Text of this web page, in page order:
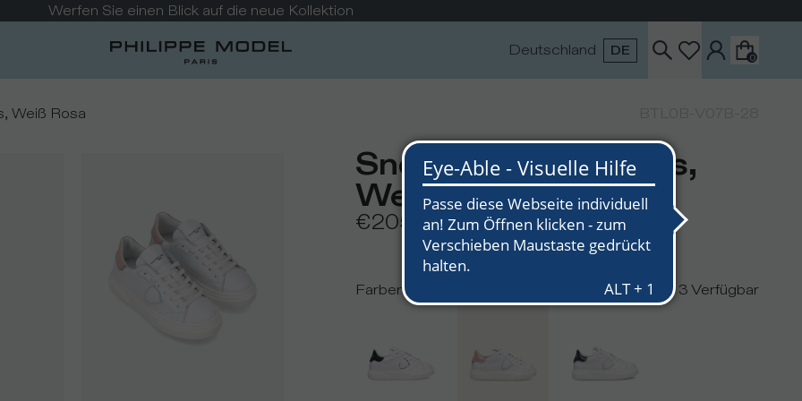
Werfen Sie einen Blick auf die neue Kollektion
Deutschland DE 0
Weiß Rosa
Sneaker Temple Kids,
Weiß Rosa
€205
Farben 3Verfügbar